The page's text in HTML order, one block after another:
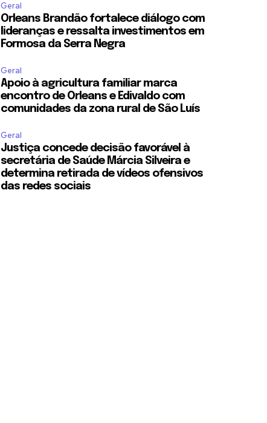
Geral
Orleans Brandão fortalece diálogo com
lideranças e ressalta investimentos em
Formosa da Serra Negra
Geral
Apoio à agricultura familiar marca
encontro de Orleans e Edivaldo com
comunidades da zona rural de São Luís
Geral
Justiça concede decisão favorável à
secretária de Saúde Márcia Silveira e
determina retirada de vídeos ofensivos
das redes sociais